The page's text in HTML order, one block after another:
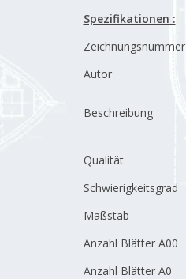
Spezifikationen :
Zeichnungsnummer
Autor
Beschreibung
Qualität
Schwierigkeitsgrad
Maßstab
Anzahl Blätter A00
Anzahl Blätter A0